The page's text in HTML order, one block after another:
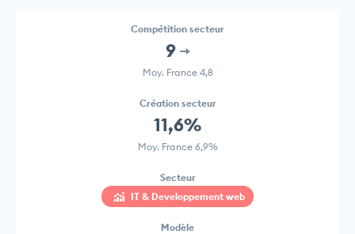
Compétition secteur
9
Moy. France 4,8
Création secteur
11,6%
Moy. France 6,9%
Secteur
IT & Developpement web
Modèle